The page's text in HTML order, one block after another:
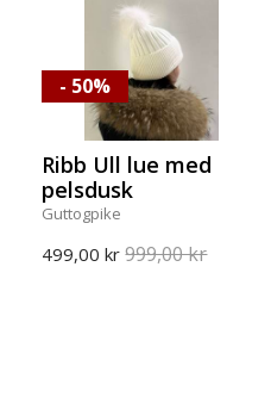
Ribb Ull lue med
pelsdusk
Guttogpike
499,00 kr 999,00 kr
- 50%